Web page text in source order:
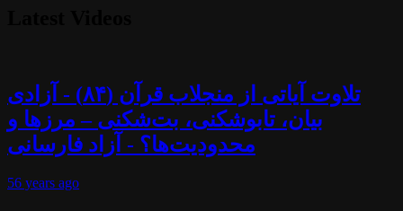
تلاوت آیاتی از منجلاب قرآن (۸۴) - آزادی
بیان، تابوشکنی، بت‌شکنی – مرزها و
محدودیت‌ها؟ - آزاد فارسانی
56 years ago